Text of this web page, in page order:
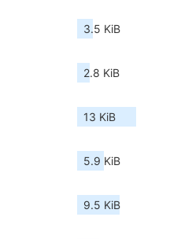
3.5 KiB
2.8 KiB
13 KiB
5.9 KiB
9.5 KiB